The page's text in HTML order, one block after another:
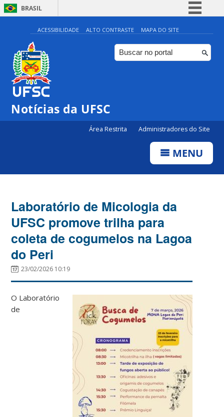
BRASIL
Simplifique!
Comunica BR
Participe
ACESSIBILIDADE ALTO CONTRASTE MAPA DO SITE
Notícias da UFSC
Área Restrita Administradores do Site
MENU
Laboratório de Micologia da
UFSC promove trilha para
coleta de cogumelos na Lagoa
do Peri
23/02/2026 10:19
O Laboratório
de